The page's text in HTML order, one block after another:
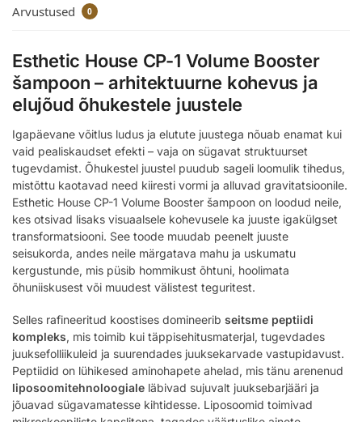
Arvustused 0
Esthetic House CP-1 Volume Booster
šampoon – arhitektuurne kohevus ja
elujõud õhukestele juustele
Igapäevane võitlus ludus ja elutute juustega nõuab enamat kui
vaid pealiskaudset efekti – vaja on sügavat struktuurset
tugevdamist. Õhukestel juustel puudub sageli loomulik tihedus,
mistõttu kaotavad need kiiresti vormi ja alluvad gravitatsioonile.
Esthetic House CP-1 Volume Booster šampoon on loodud neile,
kes otsivad lisaks visuaalsele kohevusele ka juuste igakülgset
transformatsiooni. See toode muudab peenelt juuste
seisukorda, andes neile märgatava mahu ja uskumatu
kergustunde, mis püsib hommikust õhtuni, hoolimata
õhuniiskusest või muudest välistest teguritest.
Selles rafineeritud koostises domineerib seitsme peptiidi
kompleks, mis toimib kui täppisehitusmaterjal, tugevdades
juuksefolliikuleid ja suurendades juuksekarvade vastupidavust.
Peptiidid on lühikesed aminohapete ahelad, mis tänu arenenud
liposoomitehnoloogiale läbivad sujuvalt juuksebarjääri ja
jõuavad sügavamatesse kihtidesse. Liposoomid toimivad